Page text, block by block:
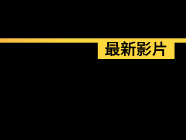
最新影片